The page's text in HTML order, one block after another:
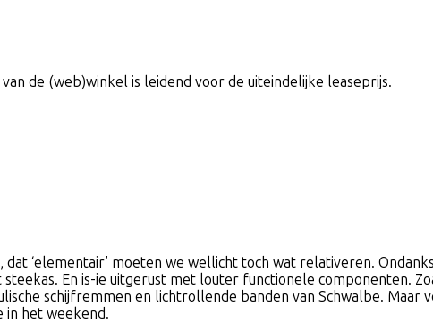
de (web)winkel is leidend voor de uiteindelijke leaseprijs.
‘elementair’ moeten we wellicht toch wat relativeren.
En is-ie uitgerust met louter functionele componenten.
schijfremmen en lichtrollende banden van Schwalbe. Maar
in het weekend.